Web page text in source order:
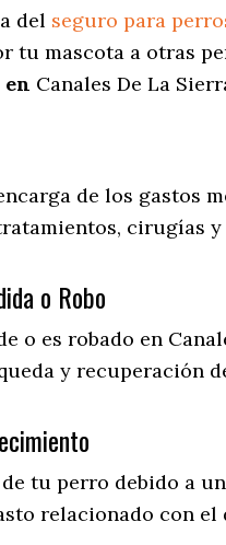
del seguro para
tu mascota a otras
Canales De La
de los gastos
cirugías
o Robo
o es robado en
y recuperación
tu perro debido a
relacionado con el